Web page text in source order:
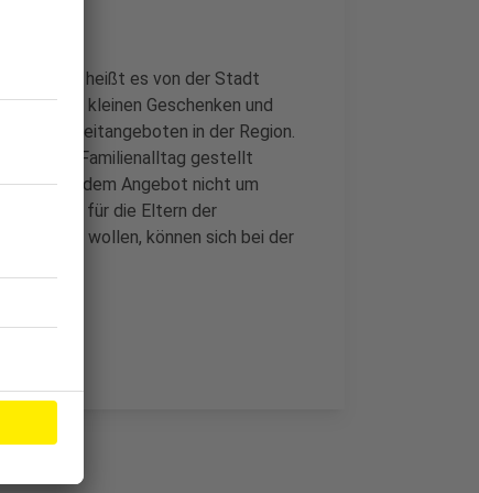
Jahr an, heißt es von der Stadt
mit kleinen Geschenken und
Freizeitangeboten in der Region.
und den Familienalltag gestellt
sich bei dem Angebot nicht um
für die Eltern der
nehmen wollen, können sich bei der